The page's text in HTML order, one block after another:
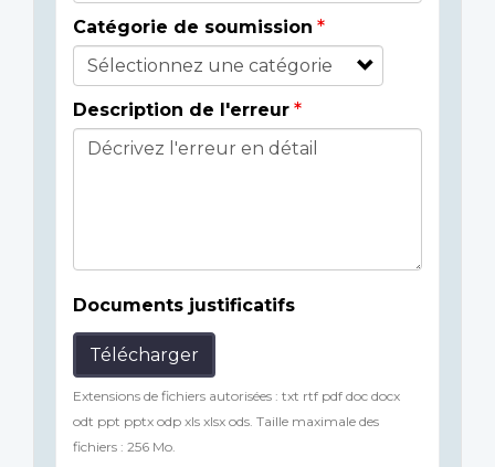
Catégorie de soumission
Description de l'erreur
Documents justificatifs
Télécharger
Extensions de fichiers autorisées : txt rtf pdf doc docx
odt ppt pptx odp xls xlsx ods. Taille maximale des
fichiers : 256 Mo.